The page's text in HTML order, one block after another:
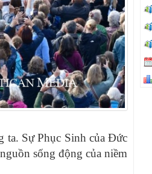
Sự Phục Sinh của Đức
sống động của niềm